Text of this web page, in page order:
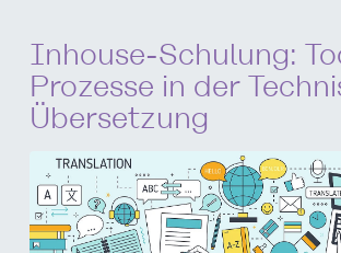
Inhouse-Schulung:
Prozesse in der
Übersetzung